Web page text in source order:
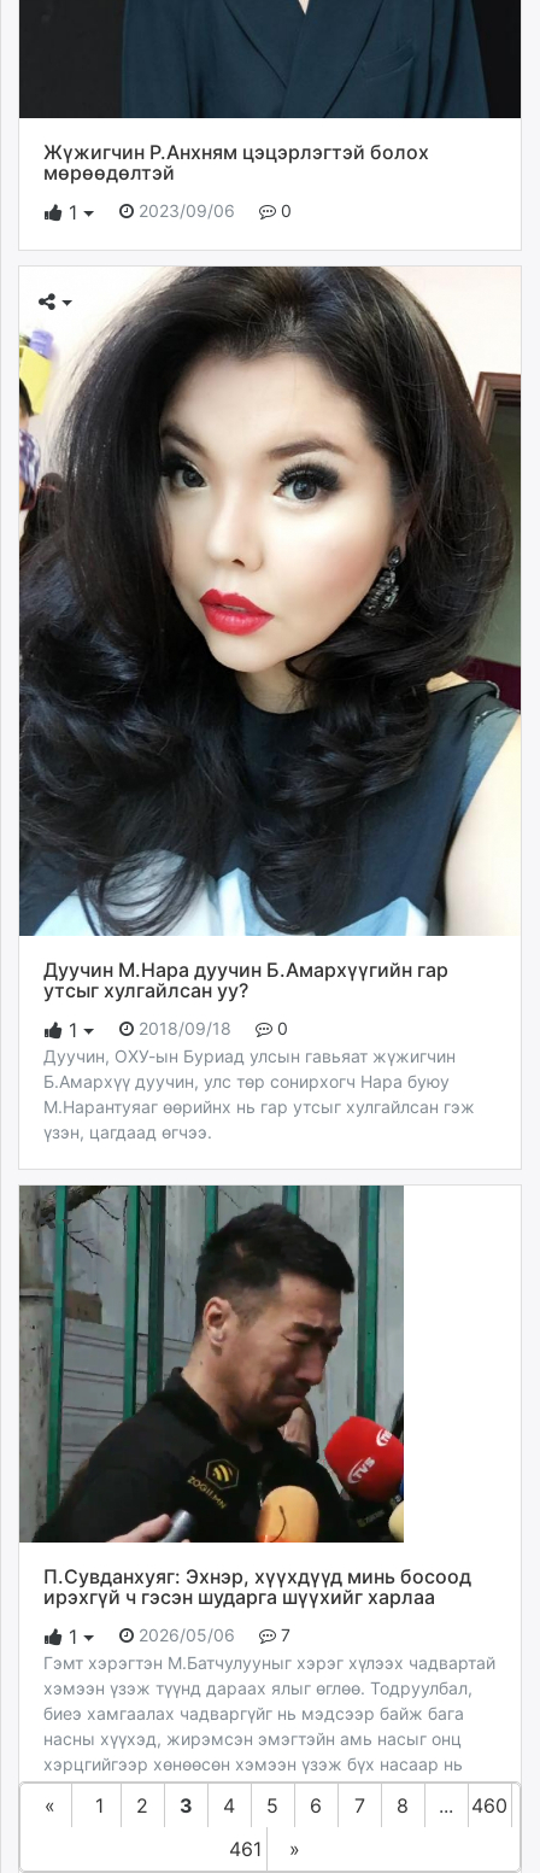
Жүжигчин Р.Анхням цэцэрлэгтэй болох
мөрөөдөлтэй
1
2023/09/06 0
Дуучин М.Нара дуучин Б.Амархүүгийн гар
утсыг хулгайлсан уу?
1
2018/09/18
0
Дуучин, ОХУ-ын Буриад улсын гавьяат жүжигчин
Б.Амархүү дуучин, улс төр сонирхогч Нара буюу
М.Нарантуяаг өөрийнх нь гар утсыг хулгайлсан гэж
үзэн, цагдаад өгчээ.
П.Сувданхуяг: Эхнэр, хүүхдүүд минь босоод
ирэхгүй ч гэсэн шударга шүүхийг харлаа
1
2026/05/06
7
Гэмт хэрэгтэн М.Батчулууныг хэрэг хүлээх чадвартай
хэмээн үзэж түүнд дараах ялыг өглөө. Тодруулбал,
биеэ хамгаалах чадваргүйг нь мэдсээр байж бага
насны хүүхэд, жирэмсэн эмэгтэйн амь насыг онц
хэрцгийгээр хөнөөсөн хэмээн үзэж бүх насаар нь
хаалттай хорих ангид ял эдлүүлэхээр шийдвэрлэлээ.
Улмаар М.Батчулуунд бага насны хүүхэд алахыг
завдсан хэрэгт найман жилийн, жирэмсэн эмэгтэй
« 1 2 3 4 5 6 7 8 ...
460
461
»